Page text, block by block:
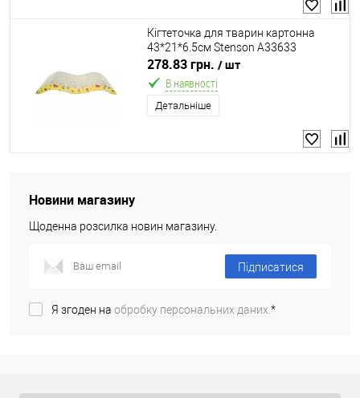
Кігтеточка для тварин картонна
43*21*6.5см Stenson A33633
278.83 грн. / шт
В наявності
Детальніше
Новини магазину
Щоденна розсилка новин магазину.
Підписатися
Я згоден на обробку персональних даних.*